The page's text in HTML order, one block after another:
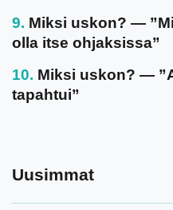
Miksi uskon? —
olla itse ohjaksissa”
Miksi uskon? —
tapahtui”
Uusimmat